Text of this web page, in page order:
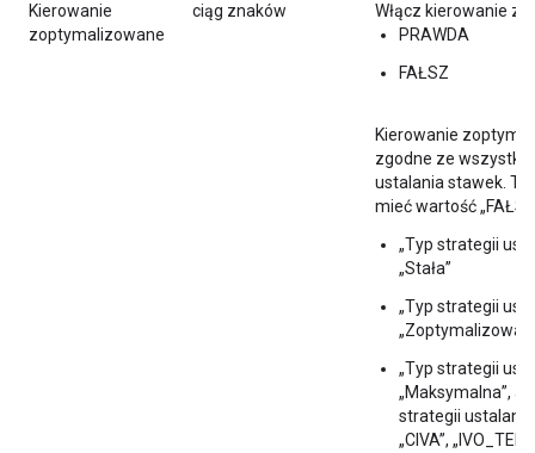
Kierowanie
zoptymalizowane
ciąg znaków
Włącz kierowanie
PRAWDA
FAŁSZ
Kierowanie
zgodne ze
ustalania stawek. Ta
mieć wartość
„Typ strategii
„Stała”
„Typ strategii
„Typ strategii
„Maksymalna”, a
strategii
„CIVA”,